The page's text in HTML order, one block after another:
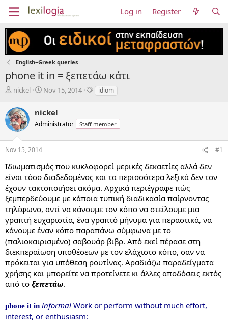
Log in Register
English–Greek queries
phone it in = ξεπετάω κάτι
T
r
e
a
t
r
t
e
r
nickel
S
r
t
Nov 15, 2014
Tidiom
nickel
Administrator Staff member
Nov 15, 2014 #1
Ιδιωματισμός που κυκλοφορεί μερικές δεκαετίες αλλά δεν
είναι τόσο διαδεδομένος και τα περισσότερα λεξικά δεν τον
έχουν τακτοποιήσει ακόμα. Αρχικά περιέγραφε πώς
ξεμπερδεύουμε με κάποια τυπική διαδικασία παίρνοντας
τηλέφωνο, αντί να κάνουμε τον κόπο να στείλουμε μια
γραπτή ευχαριστία, ένα γραπτό μήνυμα για περαστικά, να
κάνουμε έναν κόπο παραπάνω σύμφωνα με το
(παλιοκαιρισμένο) σαβουάρ βιβρ. Από εκεί πέρασε στη
διεκπεραίωση υποθέσεων με τον ελάχιστο κόπο, σαν να
πρόκειται για υπόθεση ρουτίνας. Αραδιάζω παραδείγματα
χρήσης και μπορείτε να προτείνετε κι άλλες αποδόσεις εκτός
από το ξεπετάω.
phone it in informal Work or perform without much effort,
interest, or enthusiasm: